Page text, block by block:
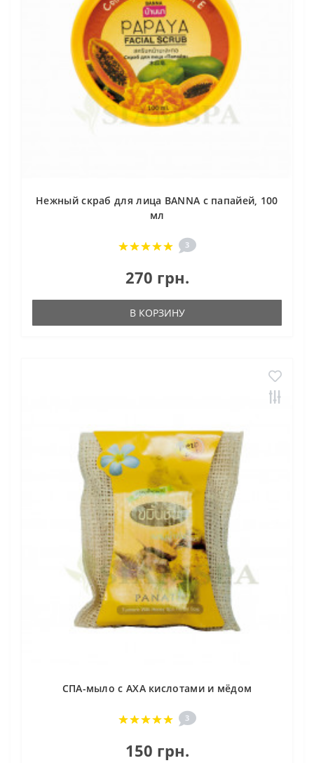
Нежный cкраб для лица BANNA с папайей, 100
мл
3
270 грн.
В КОРЗИНУ
СПА-мыло с АХА кислотами и мёдом
3
150 грн.